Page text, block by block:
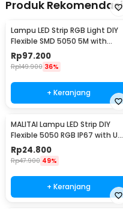
Produk Rekomendasi
Lampu LED Strip RGB Light DIY
Flexible SMD 5050 5M with
Remote
Rp97.200
Rp149.900 36%
+ Keranjang
MALITAI Lampu LED Strip DIY
Flexible 5050 RGB IP67 with USB
Controller 2M - SMD2835
Rp24.800
Rp47.900 49%
+ Keranjang